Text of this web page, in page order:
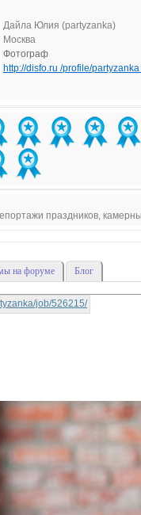
Дайла Юлия (partyzanka)
Москва
Фотограф
http://disfo.ru /profile/partyzanka
праздников,
на форуме Блог
job/526215/